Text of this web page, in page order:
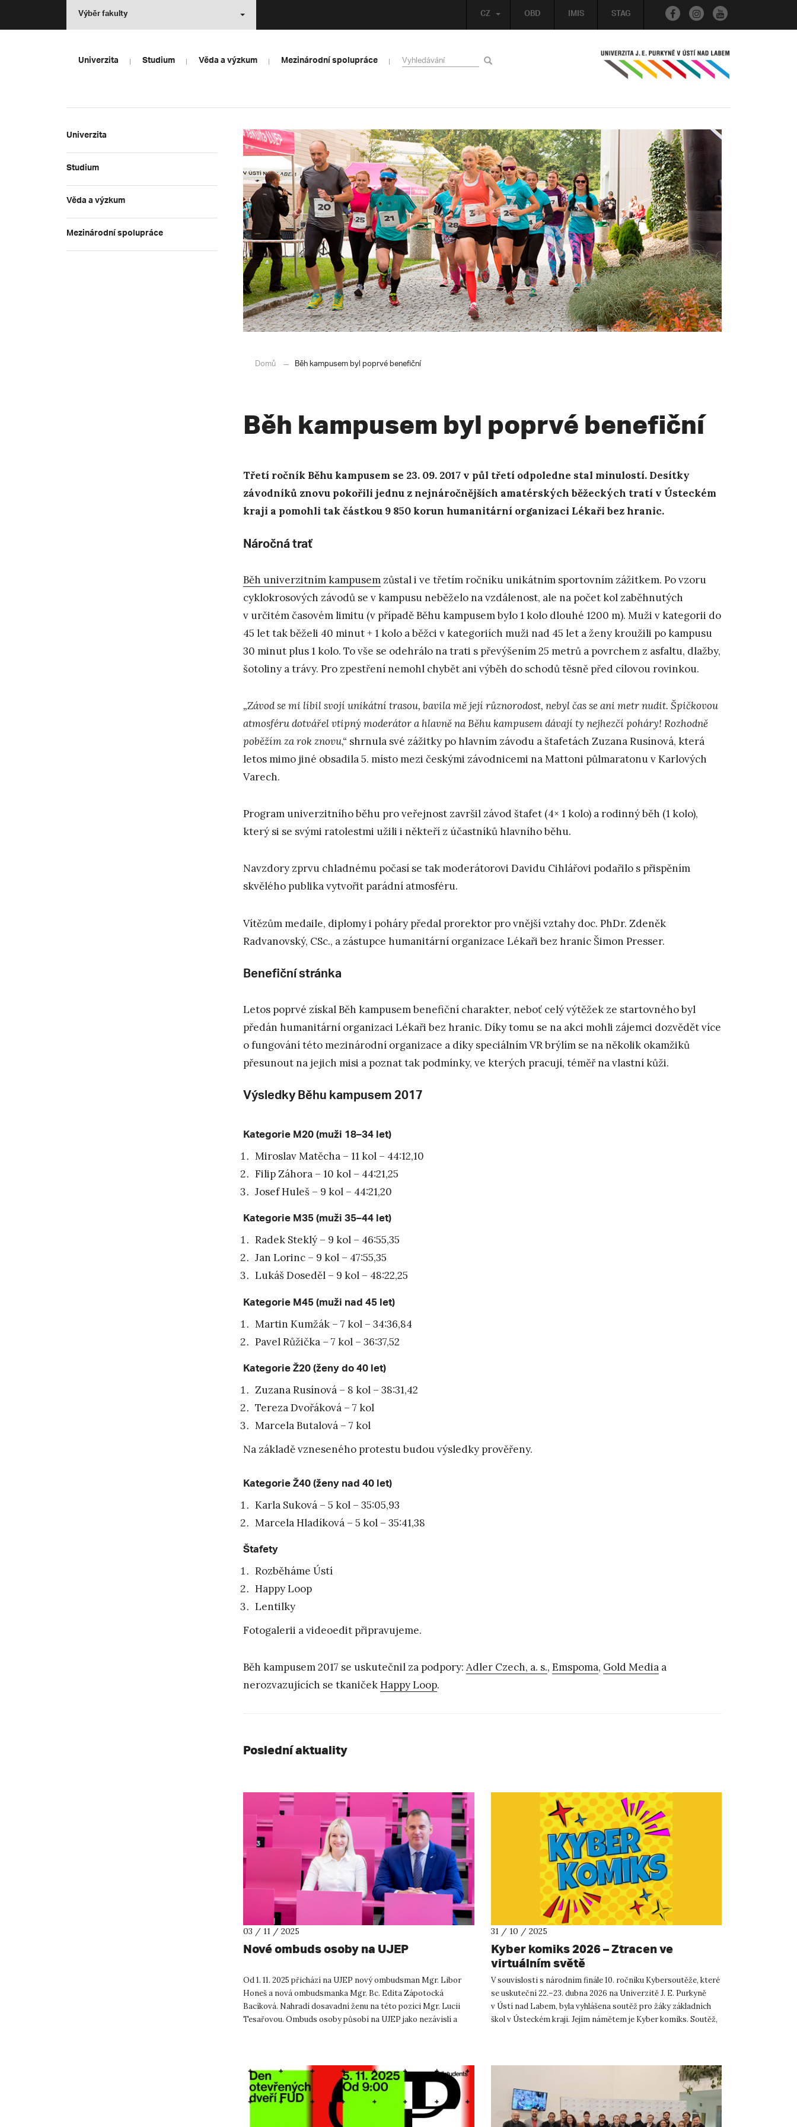
OBD IMIS STAG
CZ
Výběr fakulty
Univerzita Studium Věda a výzkum Mezinárodní spolupráce
Univerzita
Studium
Věda a výzkum
Mezinárodní spolupráce
Domů Běh kampusem byl poprvé benefiční
Běh kampusem byl poprvé benefiční
Třetí ročník Běhu kampusem se 23. 09. 2017 v půl třetí odpoledne stal minulostí. Desítky
závodníků znovu pokořili jednu z nejnáročnějších amatérských běžeckých tratí v Ústeckém
kraji a pomohli tak částkou 9 850 korun humanitární organizaci Lékaři bez hranic.
Náročná trať
Běh univerzitním kampusem zůstal i ve třetím ročníku unikátním sportovním zážitkem. Po vzoru
cyklokrosových závodů se v kampusu neběželo na vzdálenost, ale na počet kol zaběhnutých
v určitém časovém limitu (v případě Běhu kampusem bylo 1 kolo dlouhé 1200 m). Muži v kategorii do
45 let tak běželi 40 minut + 1 kolo a běžci v kategoriích muži nad 45 let a ženy kroužili po kampusu
30 minut plus 1 kolo. To vše se odehrálo na trati s převýšením 25 metrů a povrchem z asfaltu, dlažby,
šotoliny a trávy. Pro zpestření nemohl chybět ani výběh do schodů těsně před cílovou rovinkou.
„Závod se mi líbil svojí unikátní trasou, bavila mě její různorodost, nebyl čas se ani metr nudit. Špičkovou
atmosféru dotvářel vtipný moderátor a hlavně na Běhu kampusem dávají ty nejhezčí poháry! Rozhodně
poběžím za rok znovu,“ shrnula své zážitky po hlavním závodu a štafetách Zuzana Rusínová, která
letos mimo jiné obsadila 5. místo mezi českými závodnicemi na Mattoni půlmaratonu v Karlových
Varech.
Program univerzitního běhu pro veřejnost završil závod štafet (4× 1 kolo) a rodinný běh (1 kolo),
který si se svými ratolestmi užili i někteří z účastníků hlavního běhu.
Navzdory zprvu chladnému počasí se tak moderátorovi Davidu Cihlářovi podařilo s přispěním
skvělého publika vytvořit parádní atmosféru.
Vítězům medaile, diplomy i poháry předal prorektor pro vnější vztahy doc. PhDr. Zdeněk
Radvanovský, CSc., a zástupce humanitární organizace Lékaři bez hranic Šimon Presser.
Benefiční stránka
Letos poprvé získal Běh kampusem benefiční charakter, neboť celý výtěžek ze startovného byl
předán humanitární organizaci Lékaři bez hranic. Díky tomu se na akci mohli zájemci dozvědět více
o fungování této mezinárodní organizace a díky speciálním VR brýlím se na několik okamžiků
přesunout na jejich misi a poznat tak podmínky, ve kterých pracují, téměř na vlastní kůži.
Výsledky Běhu kampusem 2017
Kategorie M20 (muži 18–34 let)
Miroslav Matěcha – 11 kol – 44:12,10
Filip Záhora – 10 kol – 44:21,25
Josef Huleš – 9 kol – 44:21,20
Kategorie M35 (muži 35–44 let)
Radek Steklý – 9 kol – 46:55,35
Jan Lorinc – 9 kol – 47:55,35
Lukáš Doseděl – 9 kol – 48:22,25
Kategorie M45 (muži nad 45 let)
Martin Kumžák – 7 kol – 34:36,84
Pavel Růžička – 7 kol – 36:37,52
Kategorie Ž20 (ženy do 40 let)
Zuzana Rusínová – 8 kol – 38:31,42
Tereza Dvořáková – 7 kol
Marcela Butalová – 7 kol
Na základě vzneseného protestu budou výsledky prověřeny.
Kategorie Ž40 (ženy nad 40 let)
Karla Suková – 5 kol – 35:05,93
Marcela Hladíková – 5 kol – 35:41,38
Štafety
Rozběháme Ústí
Happy Loop
Lentilky
Fotogalerii a videoedit připravujeme.
Běh kampusem 2017 se uskutečnil za podpory: Adler Czech, a. s., Emspoma, Gold Media a
nerozvazujících se tkaničekHappy Loop.
Poslední aktuality
03 / 11 / 2025
Nové ombuds osoby na UJEP
Od 1. 11. 2025 přichází na UJEP nový ombudsman Mgr. Libor
Honeš a nová ombudsmanka Mgr. Bc. Edita Zápotocká
Bacíková. Nahradí dosavadní ženu na této pozici Mgr. Lucii
Tesařovou. Ombuds osoby působí na UJEP jako nezávislí a
31 / 10 / 2025
Kyber komiks 2026 – Ztracen ve
virtuálním světě
V souvislosti s národním finále 10. ročníku Kybersoutěže, které
se uskuteční 22.–23. dubna 2026 na Univerzitě J. E. Purkyně
v Ústí nad Labem, byla vyhlášena soutěž pro žáky základních
škol v Ústeckém kraji. Jejím námětem je Kyber komiks. Soutěž,